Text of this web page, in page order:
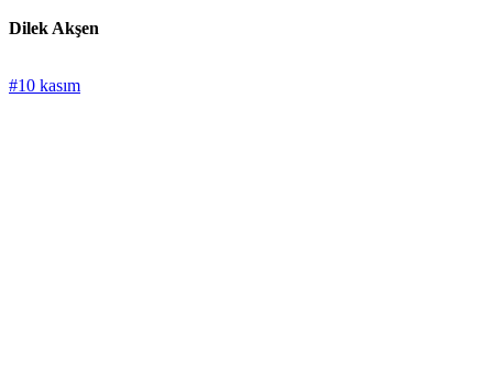
Dilek Akşen
#10 kasım